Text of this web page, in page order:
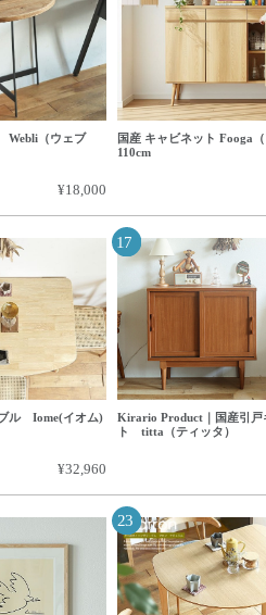
Webli（ウェブ
¥18,000
国産 キャビネット Fooga
110cm
ル Iome(イオム)
¥32,960
Kirario Product｜国産引戸
ト titta（ティッタ）